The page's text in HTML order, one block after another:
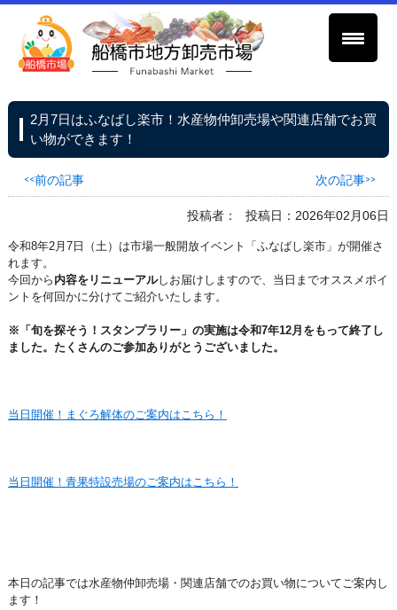
2月7日はふなばし楽市！水産物仲卸売場や関連店舗でお買
い物ができます！
<<前の記事 次の記事>>
投稿者： 投稿日：2026年02月06日
令和8年2月7日（土）は市場一般開放イベント「ふなばし楽市」が開催さ
れます。
今回から 内容をリニューアルしお届けしますので、当日までオススメポイ
ントを何回かに分けてご紹介いたします。
※「旬を探そう！スタンプラリー」の実施は令和7年12月をもって終了し
ました。たくさんのご参加ありがとうございました。
当日開催！まぐろ解体のご案内はこちら！
当日開催！青果特設売場のご案内はこちら！
本日の記事では水産物仲卸売場・関連店舗でのお買い物についてご案内し
ます！